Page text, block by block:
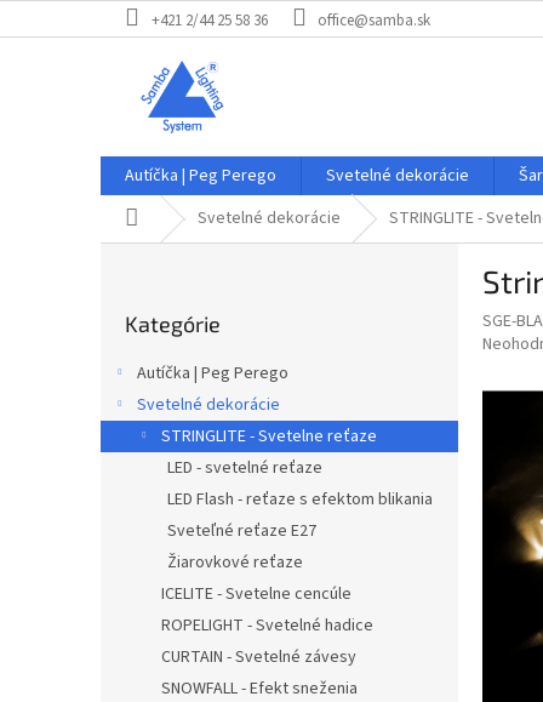
na
+421 2/44 25 58 36 office@samba.sk
Autíčka | Peg Perego Svetelné dekorácie
DomovSvetelné dekorácie STRINGLITE -
a
kategórie
Kategórie
Autíčka | Peg Perego
Svetelné dekorácie
STRINGLITE - Svetelne reťaze
LED - svetelné reťaze
LED Flash - reťaze s efektom blikania
Sveteľné reťaze E27
Žiarovkové reťaze
ICELITE - Svetelne cencúle
ROPELIGHT - Svetelné hadice
CURTAIN - Svetelné závesy
SNOWFALL - Efekt sneženia
SGE-